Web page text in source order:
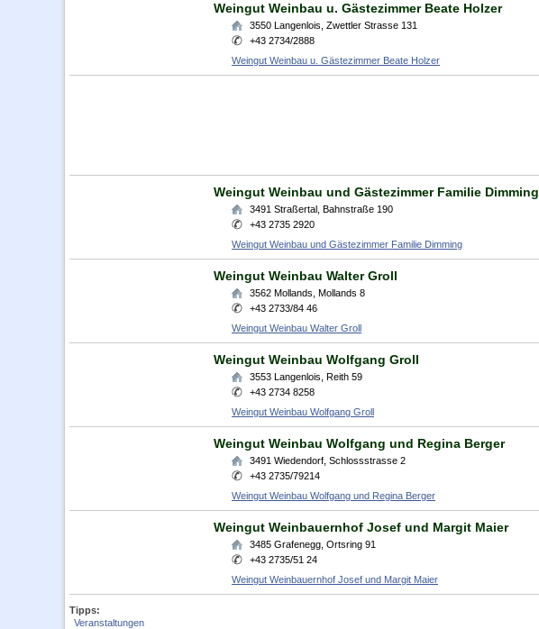
Weingut Weinbau u. Gästezimmer Beate Holzer
3550 Langenlois Zwettler Strasse 131
+43 2734/2888
Weingut Weinbau u. Gästezimmer Beate Holzer
Weingut Weinbau und Gästezimmer Familie Dimming
3491 Straßertal Bahnstraße 190
+43 2735 2920
Weingut Weinbau und Gästezimmer Familie Dimming
Weingut Weinbau Walter Groll
3562 Mollands Mollands 8
+43 2733/84 46
Weingut Weinbau Walter Groll
Weingut Weinbau Wolfgang Groll
3553 Langenlois Reith 59
+43 2734 8258
Weingut Weinbau Wolfgang Groll
Weingut Weinbau Wolfgang und Regina Berger
3491 Wiedendorf Schlossstrasse 2
+43 2735/79214
Weingut Weinbau Wolfgang und Regina Berger
Weingut Weinbauernhof Josef und Margit Maier
3485 Grafenegg Ortsring 91
+43 2735/51 24
Weingut Weinbauernhof Josef und Margit Maier
Tipps:
Veranstaltungen